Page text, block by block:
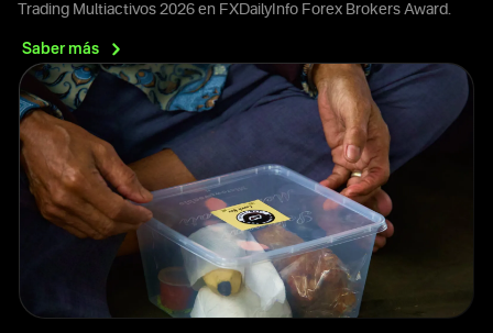
Trading Multiactivos 2026 en FXDailyInfo Forex Brokers Award.
Sabermás